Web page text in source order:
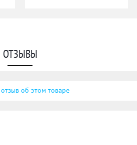
ОТЗЫВЫ
об этом товаре